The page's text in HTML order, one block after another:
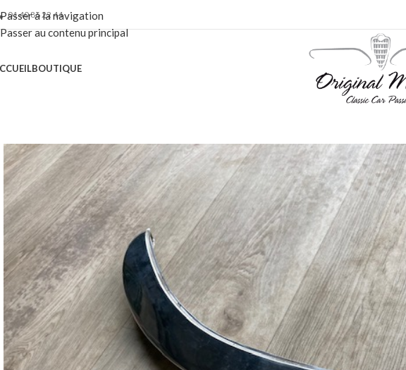
Passer à la navigation
Passer au contenu principal
01 40 86 22 44
BOUTIQUE